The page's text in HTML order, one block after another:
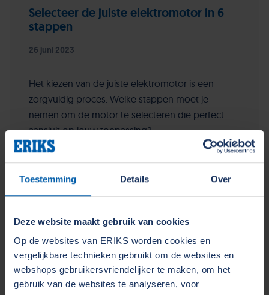
Toestemming Details Over
Deze website maakt gebruik van cookies
Op de websites van ERIKS worden cookies en
vergelijkbare technieken gebruikt om de websites en
webshops gebruikersvriendelijker te maken, om het
gebruik van de websites te analyseren, voor
Selecteer de juiste elektromotor in 6
stappen
26 juni 2023
Het kiezen van de juiste elektromotor is een
zorgvuldig proces. Welke stappen moet je
nemen om de motor te selecteren die perfect
aansluit op jouw toepassing?
Lees verder...
Machinebouw (OEM)
Customising en montage
Preventief onderhoud